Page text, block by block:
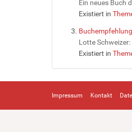
Ein neues Buch
Existiert in
Lotte
Existiert in
Impressum Kontakt